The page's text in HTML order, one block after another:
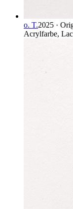
o. T.2025 ·
Acrylfarbe,